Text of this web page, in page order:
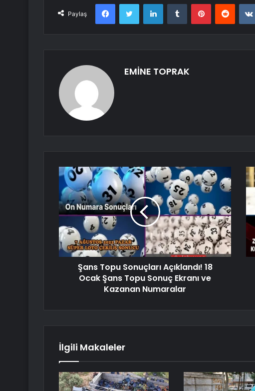
Paylaş
FacebookTwitter LinkedInTumblr PinterestReddit
EMİNE TOPRAK
Şans Topu Sonuçları Açıklandı! 18
Ocak Şans Topu Sonuç Ekranı ve
Kazanan Numaralar
İlgili Makaleler